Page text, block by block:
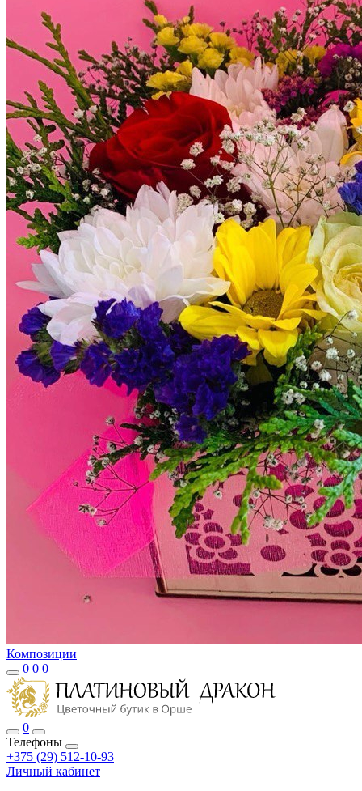
Композиции
0 0 0
0
Телефоны
+375 (29) 512-10-93
Личный кабинет